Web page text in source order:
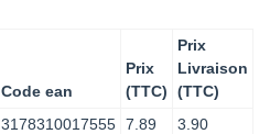
Code ean
Prix
(TTC)
Prix
Livraison
(TTC)
3178310017555 7.89 3.90